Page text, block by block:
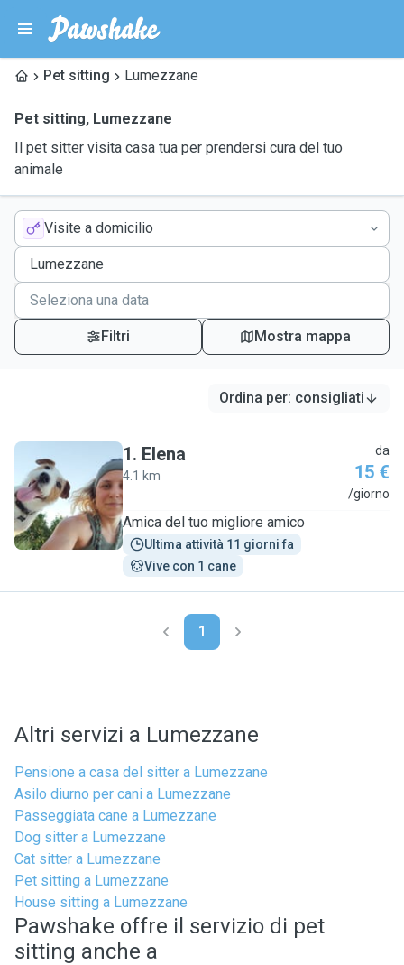
Pet sitting Lumezzane
Pet sitting, Lumezzane
Il pet sitter visita casa tua per prendersi cura del tuo
animale
Visite a domicilio
Filtri Mostra mappa
Ordina per: consigliati
E
1. Elena
4.1 km
da
15 €
/giorno
Amica del tuo migliore amico
Ultima attività 11 giorni fa
Vive con 1 cane
1
Altri servizi a Lumezzane
Pensione a casa del sitter a Lumezzane
Asilo diurno per cani a Lumezzane
Passeggiata cane a Lumezzane
Dog sitter a Lumezzane
Cat sitter a Lumezzane
Pet sitting a Lumezzane
House sitting a Lumezzane
Pawshake offre il servizio di pet
sitting anche a